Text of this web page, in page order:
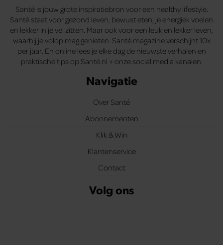
Santé is jouw grote inspiratiebron voor een healthy lifestyle.
Santé staat voor gezond leven, bewust eten, je energiek voelen
en lekker in je vel zitten. Maar ook voor een leuk en lekker leven,
waarbij je volop mag genieten. Santé magazine verschijnt 10x
per jaar. En online lees je elke dag de nieuwste verhalen en
praktische tips op Santé.nl + onze social media kanalen.
Navigatie
Over Santé
Abonnementen
Klik & Win
Klantenservice
Contact
Volg ons